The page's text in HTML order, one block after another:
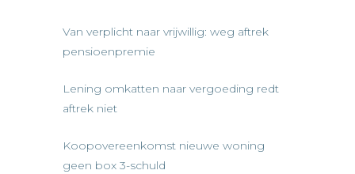
Van verplicht naar vrijwillig: weg aftrek
pensioenpremie
Lening omkatten naar vergoeding redt
aftrek niet
Koopovereenkomst nieuwe woning
geen box 3-schuld